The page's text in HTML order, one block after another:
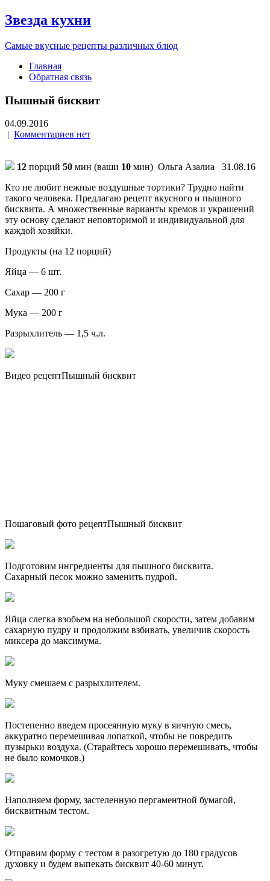
Звезда кухни
Самые вкусные рецепты различных блюд
Главная
Обратная связь
Пышный бисквит
04.09.2016
| Комментариев нет
12 порций 50 мин (ваши 10 мин) Ольга Азалиа 31.08.16
Кто не любит нежные воздушные тортики? Трудно найти
такого человека. Предлагаю рецепт вкусного и пышного
бисквита. А множественные варианты кремов и украшений
эту основу сделают неповторимой и индивидуальной для
каждой хозяйки.
Продукты (на 12 порций)
Яйца — 6 шт.
Сахар — 200 г
Мука — 200 г
Разрыхлитель — 1,5 ч.л.
Видео рецептПышный бисквит
Пошаговый фото рецептПышный бисквит
Подготовим ингредиенты для пышного бисквита.
Сахарный песок можно заменить пудрой.
Яйца слегка взобьем на небольшой скорости, затем добавим
сахарную пудру и продолжим взбивать, увеличив скорость
миксера до максимума.
Муку смешаем с разрыхлителем.
Постепенно введем просеянную муку в яичную смесь,
аккуратно перемешивая лопаткой, чтобы не повредить
пузырьки воздуха. (Старайтесь хорошо перемешивать, чтобы
не было комочков.)
Наполняем форму, застеленную пергаментной бумагой,
бисквитным тестом.
Отправим форму с тестом в разогретую до 180 градусов
духовку и будем выпекать бисквит 40-60 минут.